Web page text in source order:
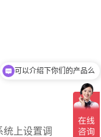
上设置调
可以介绍下你们的产品么